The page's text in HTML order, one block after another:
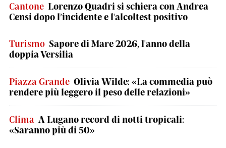
Cantone Lorenzo Quadri si schiera con Andrea
Censi dopo l’incidente e l'alcoltest positivo
Turismo Sapore di Mare 2026, l'anno della
doppia Versilia
Piazza Grande Olivia Wilde: «La commedia può
rendere più leggero il peso delle relazioni»
Clima A Lugano record di notti tropicali:
«Saranno più di 50»